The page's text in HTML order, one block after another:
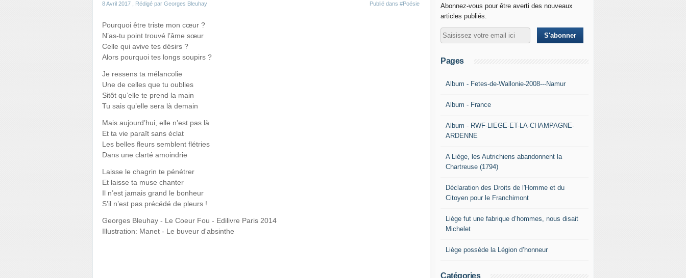
8 Avril 2017 , Rédigé par Georges Bleuhay Publié dans #Poésie
Pourquoi être triste mon cœur ?
N’as-tu point trouvé l’âme sœur
Celle qui avive tes désirs ?
Alors pourquoi tes longs soupirs ?
Je ressens ta mélancolie
Une de celles que tu oublies
Sitôt qu’elle te prend la main
Tu sais qu’elle sera là demain
Mais aujourd’hui, elle n’est pas là
Et ta vie paraît sans éclat
Les belles fleurs semblent flétries
Dans une clarté amoindrie
Laisse le chagrin te pénétrer
Et laisse ta muse chanter
Il n’est jamais grand le bonheur
S’il n’est pas précédé de pleurs !
Georges Bleuhay - Le Coeur Fou - Edilivre Paris 2014
Illustration: Manet - Le buveur d'absinthe
Abonnez-vous pour être averti des nouveaux
articles publiés.
Pages
Album - Fetes-de-Wallonie-2008---Namur
Album - France
Album - RWF-LIEGE-ET-LA-CHAMPAGNE-
ARDENNE
A Liège, les Autrichiens abandonnent la
Chartreuse (1794)
Déclaration des Droits de l'Homme et du
Citoyen pour le Franchimont
Liège fut une fabrique d’hommes, nous disait
Michelet
Liège possède la Légion d’honneur
Catégories